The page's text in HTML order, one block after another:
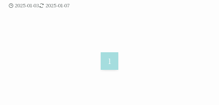
2025-01-03 2025-01-07
1